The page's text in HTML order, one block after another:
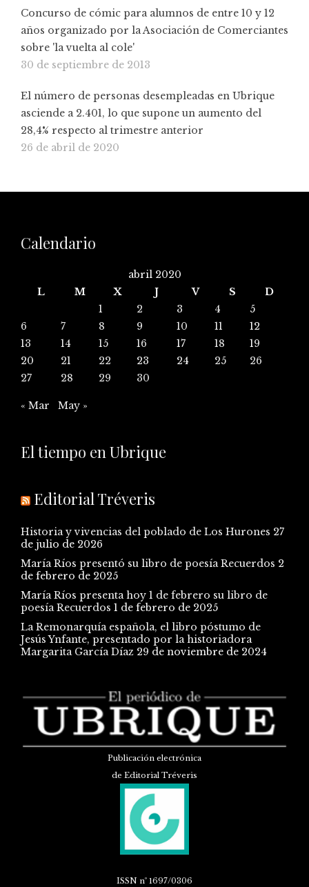
Concurso de cómic para alumnos de entre 10 y 12
años organizado por la Asociación de Comerciantes
sobre 'la vuelta al cole'
30 de septiembre de 2013
El número de personas desempleadas en Ubrique
asciende a 2.401, lo que supone un aumento del
28,4% respecto al trimestre anterior
26 de abril de 2020
Calendario
abril 2020
L
M X J V S
D
1
2 3 4
5
6
7 8 9 10 11
12
13
14 15 16 17 18
19
20
21 22 23 24 25
26
27
28 29 30
« Mar May »
El tiempo en Ubrique
Editorial Tréveris
Historia y vivencias del poblado de Los Hurones 27
de julio de 2026
María Ríos presentó su libro de poesía Recuerdos 2
de febrero de 2025
María Ríos presenta hoy 1 de febrero su libro de
poesía Recuerdos 1 de febrero de 2025
La Remonarquía española, el libro póstumo de
Jesús Ynfante, presentado por la historiadora
Margarita García Díaz 29 de noviembre de 2024
Publicación electrónica
de Editorial Tréveris
ISSN nº 1697/0306